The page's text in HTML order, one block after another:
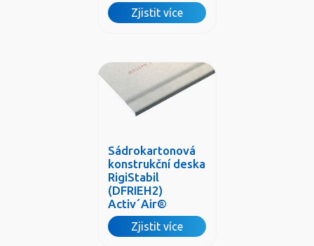
Zjistit více
Sádrokartonová
konstrukční deska
RigiStabil
(DFRIEH2)
Activ´Air®
Zjistit více